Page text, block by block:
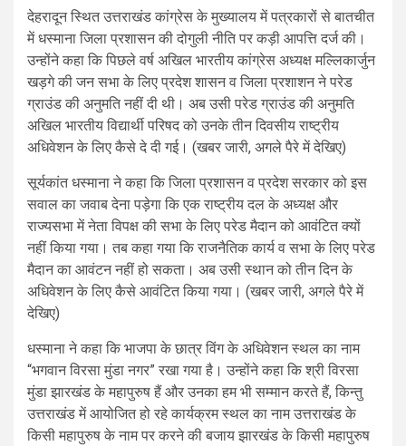
देहरादून स्थित उत्तराखंड कांग्रेस के मुख्यालय में पत्रकारों से बातचीत
में धस्माना जिला प्रशासन की दोगुली नीति पर कड़ी आपत्ति दर्ज की।
उन्होंने कहा कि पिछले वर्ष अखिल भारतीय कांग्रेस अध्यक्ष मल्लिकार्जुन
खड़गे की जन सभा के लिए प्रदेश शासन व जिला प्रशाशन ने परेड
ग्राउंड की अनुमति नहीं दी थी। अब उसी परेड ग्राउंड की अनुमति
अखिल भारतीय विद्यार्थी परिषद को उनके तीन दिवसीय राष्ट्रीय
अधिवेशन के लिए कैसे दे दी गई। (खबर जारी, अगले पैरे में देखिए)
सूर्यकांत धस्माना ने कहा कि जिला प्रशासन व प्रदेश सरकार को इस
सवाल का जवाब देना पड़ेगा कि एक राष्ट्रीय दल के अध्यक्ष और
राज्यसभा में नेता विपक्ष की सभा के लिए परेड मैदान को आवंटित क्यों
नहीं किया गया। तब कहा गया कि राजनैतिक कार्य व सभा के लिए परेड
मैदान का आवंटन नहीं हो सकता। अब उसी स्थान को तीन दिन के
अधिवेशन के लिए कैसे आवंटित किया गया। (खबर जारी, अगले पैरे में
देखिए)
धस्माना ने कहा कि भाजपा के छात्र विंग के अधिवेशन स्थल का नाम
“भगवान विरसा मुंडा नगर” रखा गया है। उन्होंने कहा कि श्री विरसा
मुंडा झारखंड के महापुरुष हैं और उनका हम भी सम्मान करते हैं, किन्तु
उत्तराखंड में आयोजित हो रहे कार्यक्रम स्थल का नाम उत्तराखंड के
किसी महापुरुष के नाम पर करने की बजाय झारखंड के किसी महापुरुष